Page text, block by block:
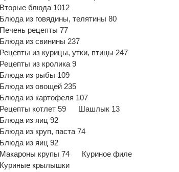
Вторые блюда 1012
Блюда из говядины, телятины 80
Печень рецепты 77
Блюда из свинины 237
Рецепты из курицы, утки, птицы 247
Рецепты из кролика 9
Блюда из рыбы 109
Блюда из овощей 235
Блюда из картофеля 107
Рецепты котлет 59
Шашлык 13
Блюда из яиц 92
Блюда из круп, паста 74
Блюда из яиц 92
Макароны крупы 74
Куриное филе
Куриные крылышки